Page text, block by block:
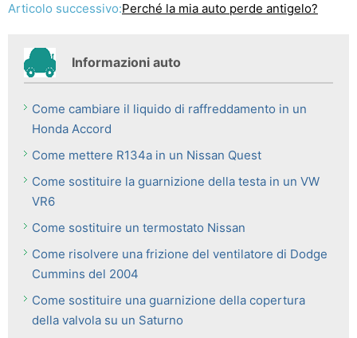
Articolo successivo:Perché la mia auto perde antigelo?
Informazioni auto
Come cambiare il liquido di raffreddamento in un
Honda Accord
Come mettere R134a in un Nissan Quest
Come sostituire la guarnizione della testa in un VW
VR6
Come sostituire un termostato Nissan
Come risolvere una frizione del ventilatore di Dodge
Cummins del 2004
Come sostituire una guarnizione della copertura
della valvola su un Saturno